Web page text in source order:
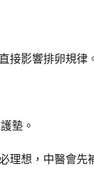
影響排卵規律
墊。
想，中醫會先